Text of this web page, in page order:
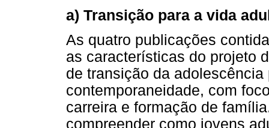
a) Transição para a vida
As quatro publicações
as características do projeto
de transição da
contemporaneidade, com
carreira e formação de
compreender como jovens